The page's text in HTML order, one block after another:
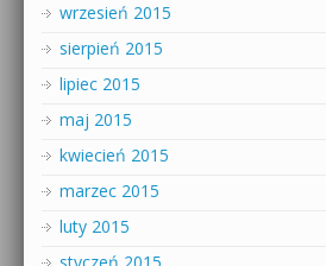
wrzesień 2015
sierpień 2015
lipiec 2015
maj 2015
kwiecień 2015
marzec 2015
luty 2015